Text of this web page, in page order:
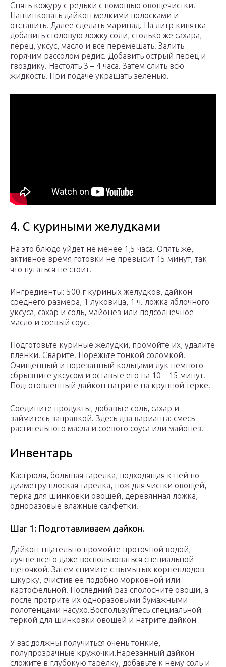
Снять кожуру с редьки с помощью овощечистки.
Нашинковать дайкон мелкими полосками и
отставить. Далее сделать маринад. На литр кипятка
добавить столовую ложку соли, столько же сахара,
перец, уксус, масло и все перемешать. Залить
горячим рассолом редис. Добавить острый перец и
гвоздику. Настоять 3 – 4 часа. Затем слить всю
жидкость. При подаче украшать зеленью.
4. С куриными желудками
На это блюдо уйдет не менее 1,5 часа. Опять же,
активное время готовки не превысит 15 минут, так
что пугаться не стоит.
Ингредиенты: 500 г куриных желудков, дайкон
среднего размера, 1 луковица, 1 ч. ложка яблочного
уксуса, сахар и соль, майонез или подсолнечное
масло и соевый соус.
Подготовьте куриные желудки, промойте их, удалите
пленки. Сварите. Порежьте тонкой соломкой.
Очищенный и порезанный кольцами лук немного
сбрызните уксусом и оставьте его на 10 – 15 минут.
Подготовленный дайкон натрите на крупной терке.
Соедините продукты, добавьте соль, сахар и
займитесь заправкой. Здесь два варианта: смесь
растительного масла и соевого соуса или майонез.
Инвентарь
Кастрюля, большая тарелка, подходящая к ней по
диаметру плоская тарелка, нож для чистки овощей,
терка для шинковки овощей, деревянная ложка,
одноразовые влажные салфетки.
Шаг 1: Подготавливаем дайкон.
Дайкон тщательно промойте проточной водой,
лучше всего даже воспользоваться специальной
щеточкой. Затем снимите с вымытых корнеплодов
шкурку, счистив ее подобно морковной или
картофельной. Последний раз сполосните овощи, а
после протрите их одноразовыми бумажными
полотенцами насухо.Воспользуйтесь специальной
теркой для шинковки овощей и натрите дайкон
У вас должны получиться очень тонкие,
полупрозрачные кружочки.Нарезанный дайкон
сложите в глубокую тарелку, добавьте к нему соль и